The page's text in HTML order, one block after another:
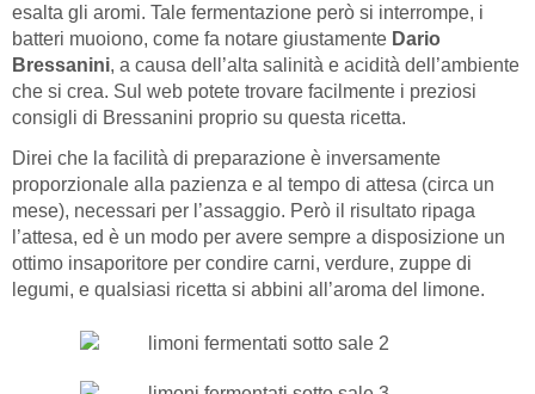
esalta gli aromi. Tale fermentazione però si interrompe, i
batteri muoiono, come fa notare giustamente Dario
Bressanini, a causa dell’alta salinità e acidità dell’ambiente
che si crea. Sul web potete trovare facilmente i preziosi
consigli di Bressanini proprio su questa ricetta.
Direi che la facilità di preparazione è inversamente
proporzionale alla pazienza e al tempo di attesa (circa un
mese), necessari per l’assaggio. Però il risultato ripaga
l’attesa, ed è un modo per avere sempre a disposizione un
ottimo insaporitore per condire carni, verdure, zuppe di
legumi, e qualsiasi ricetta si abbini all’aroma del limone.